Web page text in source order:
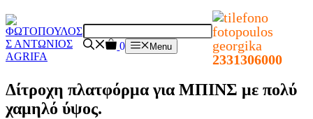
2331306000
0 Menu
Δίτροχη πλατφόρμα για ΜΠΙΝΣ με πολύ
χαμηλό ύψος.